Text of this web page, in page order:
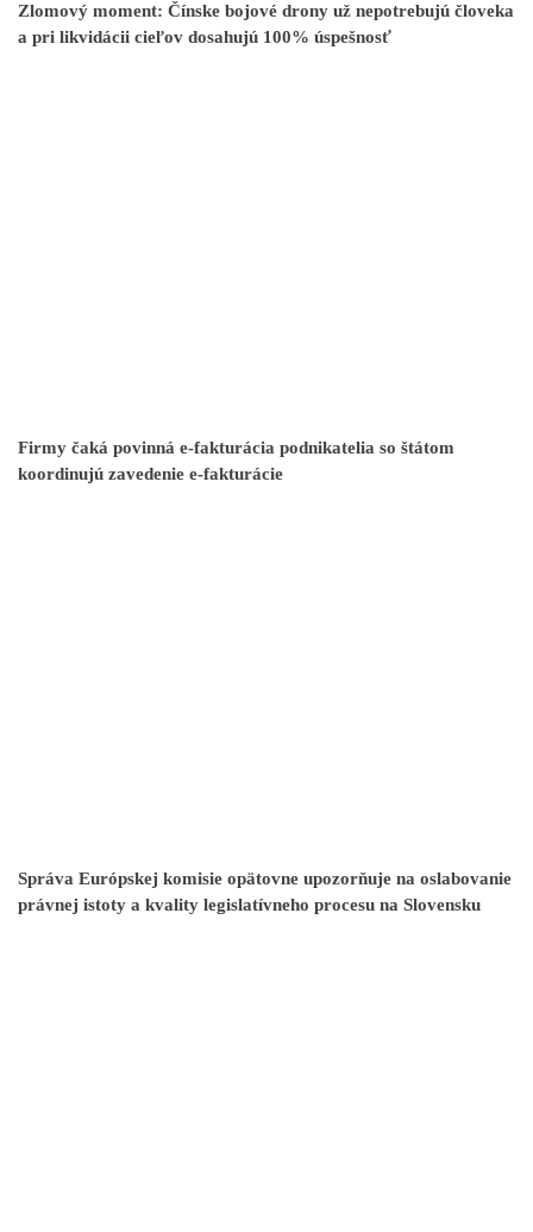
Zlomový moment: Čínske bojové drony už nepotrebujú človeka
a pri likvidácii cieľov dosahujú 100% úspešnosť
Firmy čaká povinná e-fakturácia podnikatelia so štátom
koordinujú zavedenie e-fakturácie
Správa Európskej komisie opätovne upozorňuje na oslabovanie
právnej istoty a kvality legislatívneho procesu na Slovensku